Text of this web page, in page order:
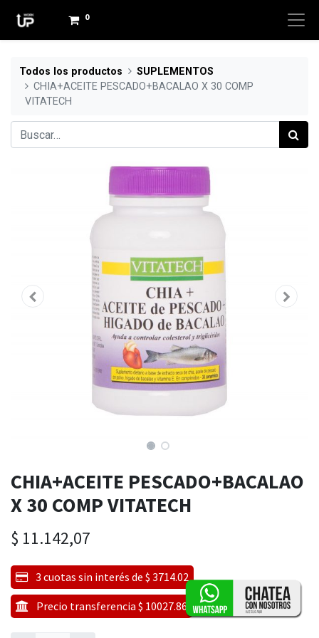
0
Todos los productos
SUPLEMENTOS
CHIA+ACEITE PESCADO+BACALAO X 30 COMP
VITATECH
CHIA+ACEITE PESCADO+BACALAO
X 30 COMP VITATECH
$ 11.142,07
3 cuotas sin interés de $ 3714.02
Precio transferencia $ 10027.86